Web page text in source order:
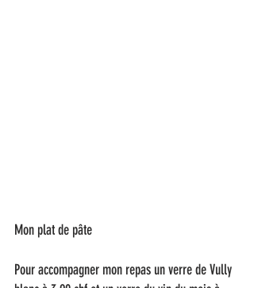
Mon plat de pâte
Pour accompagner mon repas un verre de Vully